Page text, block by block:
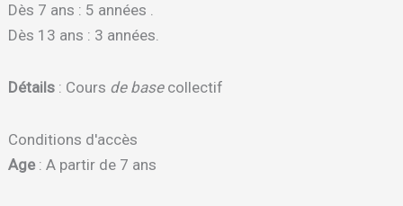
Dès 7 ans : 5 années .
Dès 13 ans : 3 années.
Détails : Cours de basecollectif
Conditions d'accès
Age: A partir de 7 ans